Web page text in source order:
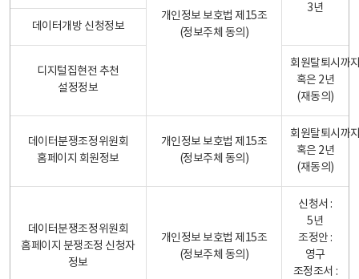
개인정보 보호법 제15조
(정보주체 동의)
3년
데이터개방 신청정보
디지털집현전 추천
설정정보
회원탈퇴시까
혹은 2년
(재동의)
데이터분쟁조정위원회
홈페이지 회원정보
개인정보 보호법 제15조
(정보주체 동의)
회원탈퇴시까
혹은 2년
(재동의)
데이터분쟁조정위원회
홈페이지 분쟁조정 신청자
정보
개인정보 보호법 제15조
(정보주체 동의)
신청서 :
5년
조정안 :
영구
조정조서 :